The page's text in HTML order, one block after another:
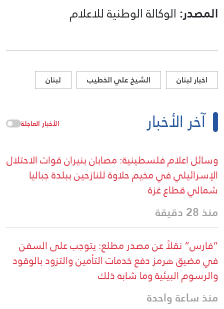
المصدر: الوكالة الوطنية للاعلام
اخبار لبنان الشيخ علي الخطيب لبنان
آخر الأخبار الأخبار العاجلة
وسائل اعلام فلسطينية: مصابان بنيران قوات الاحتلال
الإسرائيلي في مخيم حلاوة للنازحين ببلدة جباليا
شمالي قطاع غزة
منذ 28 دقيقة
“فارس” نقلاً عن مصدر مطلع: يتوجب على السفن
في مضيق هرمز دفع خدمات التأمين والتزود بالوقود
والرسوم البيئية وما شابه ذلك
منذ ساعة واحدة